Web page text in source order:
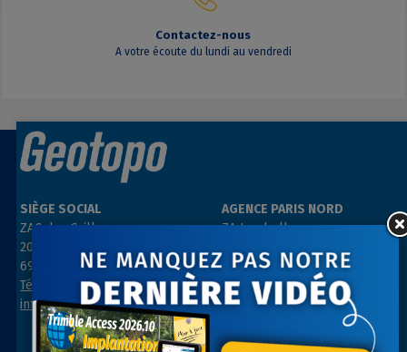
Contactez-nous
A votre écoute du lundi au vendredi
SIÈGE SOCIAL
ZAC des Grillons
208, rue de l’Ancienne Distillerie
69400 GLEIZÉ
Tél : 04 74 69 94 00
info@geotopo.fr
AGENCE PARIS NORD
ZA Les belles vues
91290 ARPAJON
Tél : 01 64 55 11 80
contact@geotopo.fr